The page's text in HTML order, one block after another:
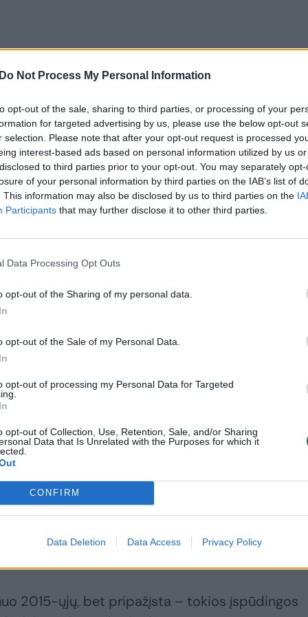
Do Not Process My Personal Information
opt-out of the sale, sharing to third parties, or processing of your
for targeted advertising by us, please use the below opt-out
selection. Please note that after your opt-out request is processed
interest-based ads based on personal information utilized by us
to third parties prior to your opt-out. You may separately
of your personal information by third parties on the IAB’s list of
This information may also be disclosed by us to third parties on the
Participants that may further disclose it to other third parties.
Data Processing Opt Outs
opt-out of the Sharing of my personal data.
opt-out of the Sale of my Personal Data.
opt-out of processing my Personal Data for Targeted
opt-out of Collection, Use, Retention, Sale, and/or Sharing
Data that Is Unrelated with the Purposes for which it
CONFIRM
Data Deletion Data Access Privacy Policy
neapsigavote. „Žalgirį“ nuskalpavusios
Gvido Gineičio vyresnėlis brolis.
gynęs šios Mažeikių komandos vardą. Dabar
rungtyniaujantis mažeikiškis brolį su saldžia
įvarčių nemušanti ir
pralaiminti „Chelsea“
metų antirekordą
Mažeikiuose – atviras
kokią esu patyręs“
(2)
Buvo labai sunki naktis, sunku užmigti, naktį
tikrai neleido užmigti“, – tęsė 28-erių D.
2015-ųjų, bet pripažįsta – tokios įspūdingos